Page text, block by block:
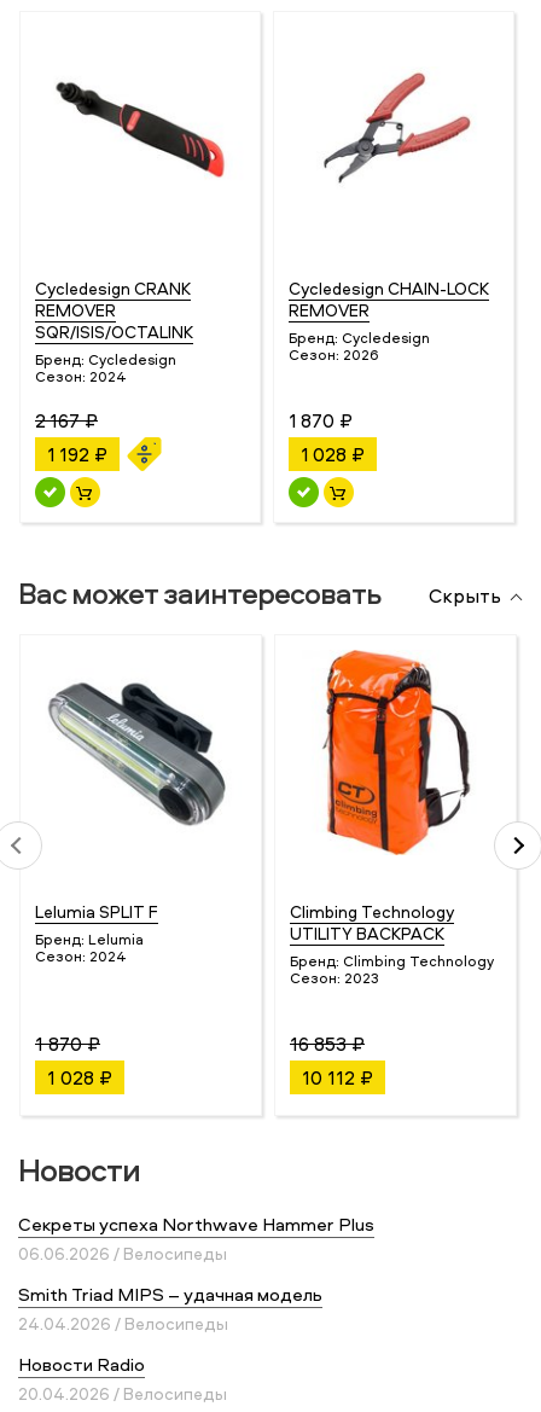
Cycledesign CRANK
REMOVER
SQR/ISIS/OCTALINK
Бренд: Cycledesign
Сезон: 2024
2 167 ₽
1 192 ₽
Cycledesign CHAIN-LOCK
REMOVER
Бренд: Cycledesign
Сезон: 2026
1 870 ₽
1 028 ₽
Вас может заинтересовать Скрыть
Lelumia SPLIT F
Бренд: Lelumia
Сезон: 2024
1 870 ₽
1 028 ₽
Climbing Technology
UTILITY BACKPACK
Бренд: Climbing Technology
Сезон: 2023
16 853 ₽
10 112 ₽
Новости
Секреты успеха Northwave Hammer Plus
06.06.2026 / Велосипеды
Smith Triad MIPS – удачная модель
24.04.2026 / Велосипеды
Новости Radio
20.04.2026 / Велосипеды